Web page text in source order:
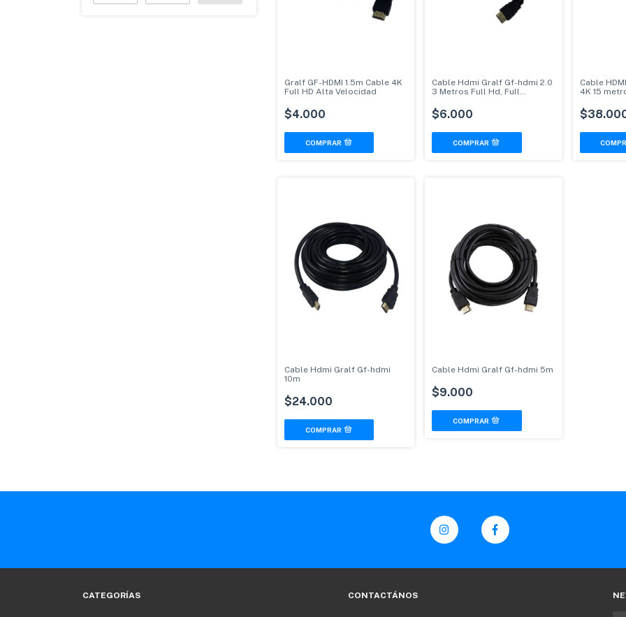
Gralf GF-HDMI 1.5m Cable 4K
Full HD Alta Velocidad
$4.000
Cable Hdmi Gralf Gf-hdmi 2.0
3 Metros Full Hd, Full
$6.000
Cable
4K 15
Cable Hdmi Gralf Gf-hdmi
10m
$24.000
Cable Hdmi Gralf Gf-hdmi 5m
$9.000
CATEGORÍAS CONTACTÁNOS